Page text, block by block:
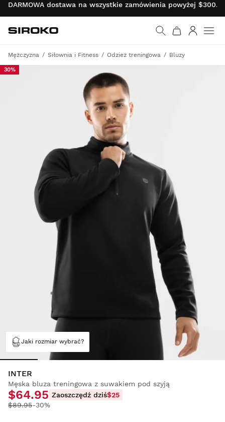
DARMOWA dostawa na wszystkie zamówienia powyżej
Wróć do strony
Siroko.com
Mężczyzna Siłownia i Fitness Odzież treningowa Bluzy
30%
Jaki rozmiar wybrać?
INTER
Męska bluza treningowa z suwakiem pod szyją
$64.95 Zaoszczędź dziś$25
$89.95-30%